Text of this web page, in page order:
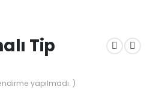
Tip
yapılmadı. )